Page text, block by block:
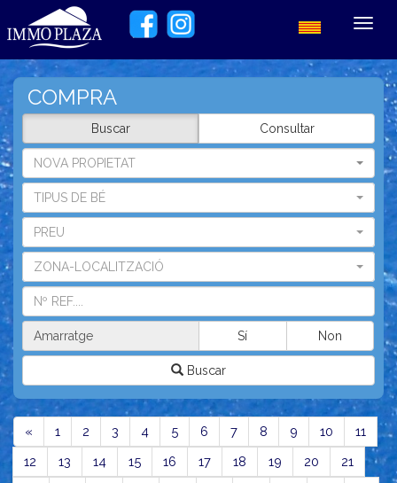
COMPRA
Buscar Consultar
NOVA PROPIETAT
TIPUS DE BÉ
PREU
ZONA-LOCALITZACIÓ
Amarratge Sí Non
Buscar
« Previous
1 2 3 4 5 6 7 8 9 10
11
12
13 14 15 16 17 18 19 20
21